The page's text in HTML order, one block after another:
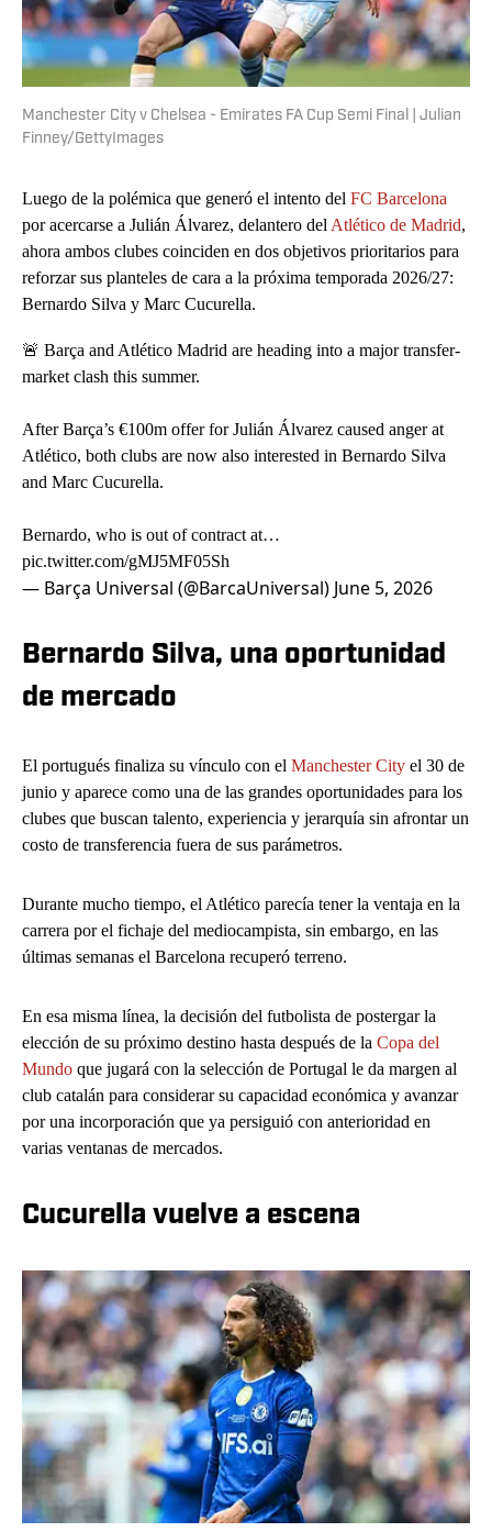
Manchester City v Chelsea - Emirates FA Cup Semi Final | Julian
Finney/GettyImages
Luego de la polémica que generó el intento del FC Barcelona
por acercarse a Julián Álvarez, delantero del Atlético de Madrid,
ahora ambos clubes coinciden en dos objetivos prioritarios para
reforzar sus planteles de cara a la próxima temporada 2026/27:
Bernardo Silva y Marc Cucurella.
🚨 Barça and Atlético Madrid are heading into a major transfer-
market clash this summer.
After Barça’s €100m offer for Julián Álvarez caused anger at
Atlético, both clubs are now also interested in Bernardo Silva
and Marc Cucurella.
Bernardo, who is out of contract at…
pic.twitter.com/gMJ5MF05Sh
— Barça Universal (@BarcaUniversal) June 5, 2026
Bernardo Silva, una oportunidad
de mercado
El portugués finaliza su vínculo con el Manchester City el 30 de
junio y aparece como una de las grandes oportunidades para los
clubes que buscan talento, experiencia y jerarquía sin afrontar un
costo de transferencia fuera de sus parámetros.
Durante mucho tiempo, el Atlético parecía tener la ventaja en la
carrera por el fichaje del mediocampista, sin embargo, en las
últimas semanas el Barcelona recuperó terreno.
En esa misma línea, la decisión del futbolista de postergar la
elección de su próximo destino hasta después de la Copa del
Mundo que jugará con la selección de Portugal le da margen al
club catalán para considerar su capacidad económica y avanzar
por una incorporación que ya persiguió con anterioridad en
varias ventanas de mercados.
Cucurella vuelve a escena